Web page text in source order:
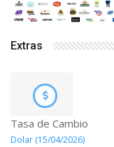
Extras
Tasa de Cambio
Dolar (15/04/2026)